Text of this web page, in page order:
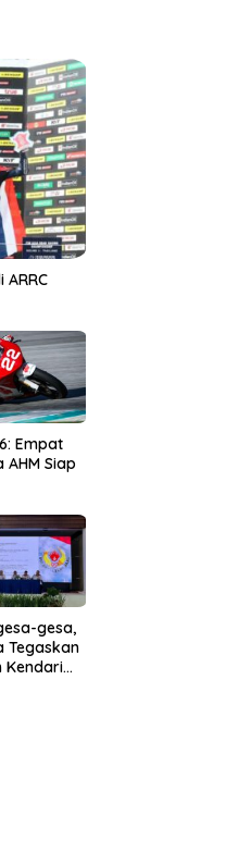
Empat
AHM Siap
gesa,
Tegaskan
Kendari